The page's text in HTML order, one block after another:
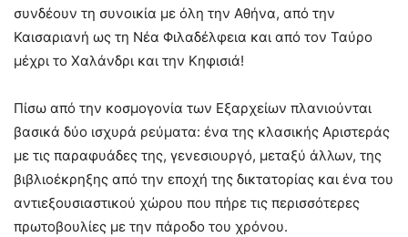
συνδέουν τη συνοικία με όλη την Αθήνα, από την
Καισαριανή ως τη Νέα Φιλαδέλφεια και από τον Ταύρο
μέχρι το Χαλάνδρι και την Κηφισιά!
Πίσω από την κοσμογονία των Εξαρχείων πλανιούνται
βασικά δύο ισχυρά ρεύματα: ένα της κλασικής Αριστεράς
με τις παραφυάδες της, γενεσιουργό, μεταξύ άλλων, της
βιβλιοέκρηξης από την εποχή της δικτατορίας και ένα του
αντιεξουσιαστικού χώρου που πήρε τις περισσότερες
πρωτοβουλίες με την πάροδο του χρόνου.